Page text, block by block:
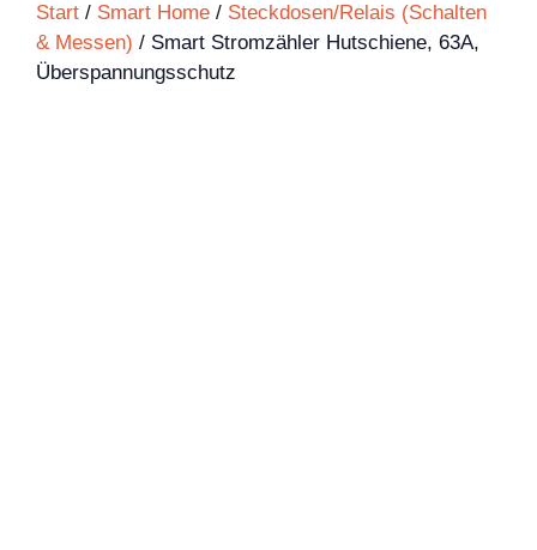
Start / Smart Home / Steckdosen/Relais (Schalten
& Messen) / Smart Stromzähler Hutschiene, 63A,
Überspannungsschutz